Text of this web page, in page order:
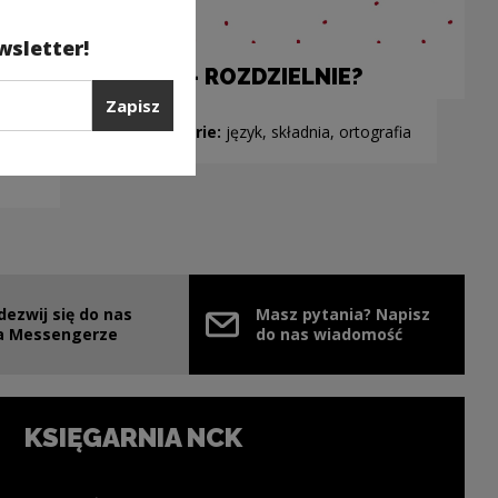
A BY - ROZDZIELNIE?
Kategorie: język, składnia, ortografia
się do nas
Messengerze
zostanie otwarty w nowym oknie
Masz pytania? Napisz
do nas wiadomość
KSIĘGARNIA NCK
Zapisz